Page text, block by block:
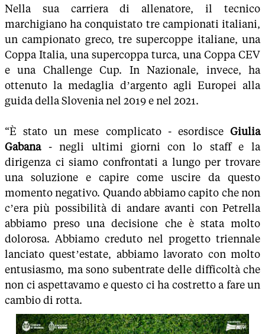
Nella sua carriera di allenatore, il tecnico
marchigiano ha conquistato tre campionati italiani,
un campionato greco, tre supercoppe italiane, una
Coppa Italia, una supercoppa turca, una Coppa CEV
e una Challenge Cup. In Nazionale, invece, ha
ottenuto la medaglia d’argento agli Europei alla
guida della Slovenia nel 2019 e nel 2021.
“È stato un mese complicato - esordisce Giulia
Gabana- negli ultimi giorni con lo staff e la
dirigenza ci siamo confrontati a lungo per trovare
una soluzione e capire come uscire da questo
momento negativo. Quando abbiamo capito che non
c’era più possibilità di andare avanti con Petrella
abbiamo preso una decisione che è stata molto
dolorosa. Abbiamo creduto nel progetto triennale
lanciato quest’estate, abbiamo lavorato con molto
entusiasmo, ma sono subentrate delle difficoltà che
non ci aspettavamo e questo ci ha costretto a fare un
cambio di rotta.